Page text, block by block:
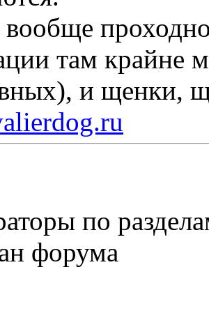
там крайне
и щенки,
по
форума